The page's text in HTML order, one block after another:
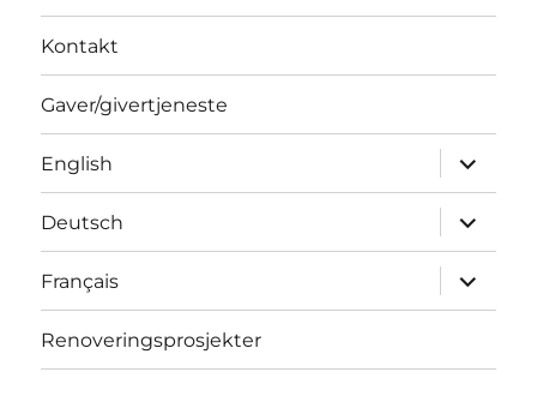
Kontakt
Gaver/givertjeneste
English
Utvid
Deutsch
Utvid
Français
Utvid
Renoveringsprosjekter